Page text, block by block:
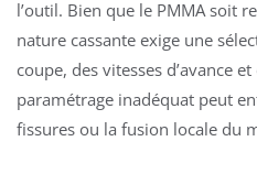
l’outil. Bien que le PMMA soit
nature cassante exige une
coupe, des vitesses d’avance
paramétrage inadéquat peut
fissures ou la fusion locale du